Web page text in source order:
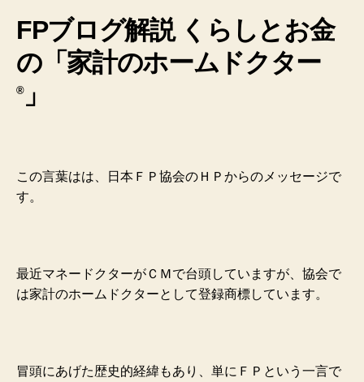
FPブログ解説 くらしとお金
の「家計のホームドクター
®」
この言葉はは、日本ＦＰ協会のＨＰからのメッセージで
す。
最近マネードクターがＣＭで台頭していますが、協会で
は家計のホームドクターとして登録商標しています。
冒頭にあげた歴史的経緯もあり、単にＦＰという一言で